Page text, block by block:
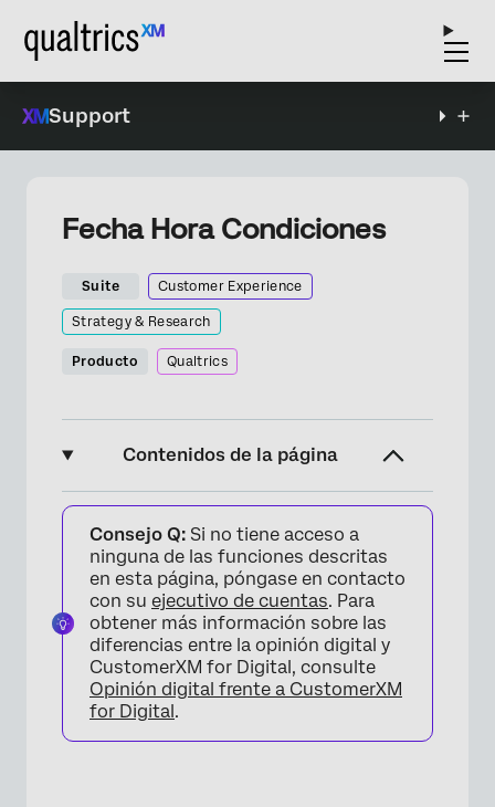
Support
Fecha Hora Condiciones
Suite Customer Experience
Strategy & Research
Producto Qualtrics
Contenidos de la página
Acerca de Fecha Hora Condiciones
Fecha
Día
Hora
Preguntas frequentes
Consejo Q: Si no tiene acceso a
ninguna de las funciones descritas
en esta página, póngase en contacto
con su ejecutivo de cuentas. Para
obtener más información sobre las
diferencias entre la opinión digital y
CustomerXM for Digital, consulte
Opinión digital frente a CustomerXM
for Digital.